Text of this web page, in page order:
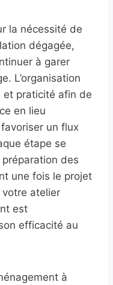
la nécessité de
dégagée,
à garer
L’organisation
et praticité afin de
en lieu
favoriser un flux
étape se
des
une fois le projet
atelier
est
efficacité au
à